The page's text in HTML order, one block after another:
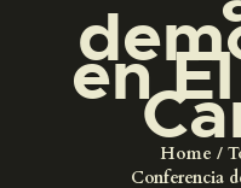
en
Home
Conferencia
EL MUSEO